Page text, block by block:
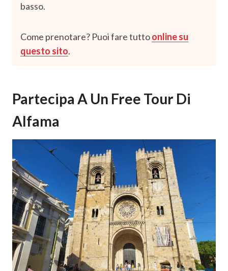
basso.
Come prenotare? Puoi fare tuttoonline su
questo sito.
Partecipa A Un Free Tour Di
Alfama